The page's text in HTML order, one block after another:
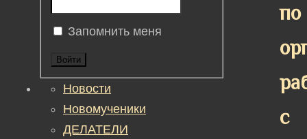
по
с
Запомнить меня
Войти
Новости
Новомученики
ДЕЛАТЕЛИ